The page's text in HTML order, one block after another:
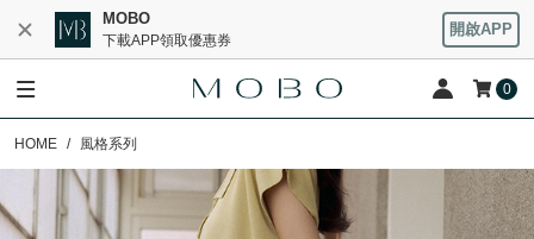
MOBO
下載APP領取優惠券
開啟APP
0
HOME 風格系列